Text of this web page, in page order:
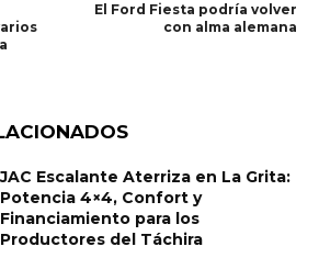
El Ford Fiesta podría volver
con alma alemana
JAC Escalante Aterriza en La Grita:
Potencia 4×4, Confort y
Financiamiento para los
Productores del Táchira